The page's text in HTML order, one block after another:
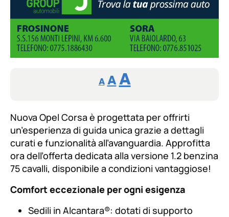
A
Reducir
tamaño
A Restablecer
tamaño
de
fuente
AAumentar
de
fuente.
Nuova Opel Corsa è progettata per offrirti
un’esperienza di guida unica grazie a dettagli
curati e funzionalità all’avanguardia. Approfitta
ora dell’offerta dedicata alla versione 1.2 benzina
75 cavalli, disponibile a condizioni vantaggiose!
Comfort eccezionale per ogni esigenza
Sedili in Alcantara®: dotati di supporto